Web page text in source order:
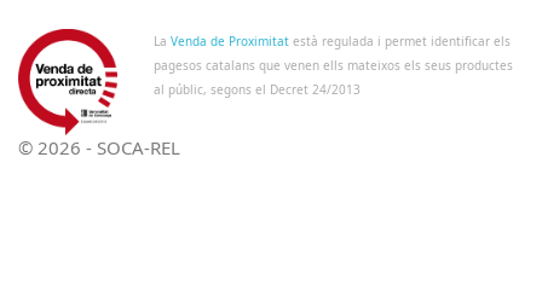
La Venda de Proximitat està regulada i permet identificar els
pagesos catalans que venen ells mateixos els seus productes
al públic, segons el Decret 24/2013
© 2026 - SOCA-REL